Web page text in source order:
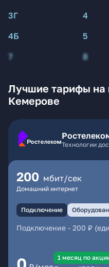
3Г
4
4Б
5
7
8
Лучшие тарифы на
Кемерове
Технологии
200 мбит/сек
Домашний интернет
Подключение
Подключение - 200 ₽
1 месяц по